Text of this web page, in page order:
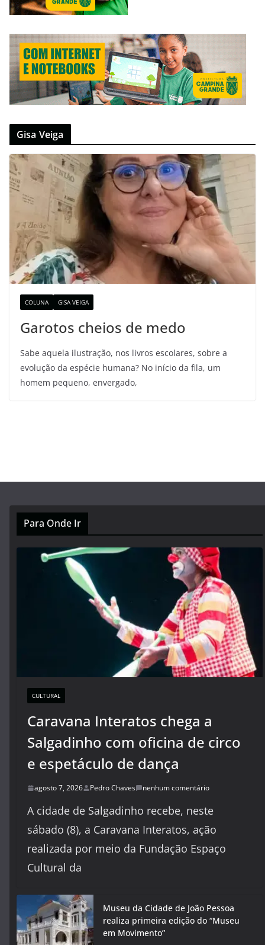
Gisa Veiga
COLUNA GISA VEIGA
Garotos cheios de medo
Sabe aquela ilustração, nos livros escolares, sobre a
evolução da espécie humana? No início da fila, um
homem pequeno, envergado,
Para Onde Ir
CULTURAL
Caravana Interatos chega a
Salgadinho com oficina de circo
e espetáculo de dança
agosto 7, 2026 Pedro Chaves nenhum comentário
A cidade de Salgadinho recebe, neste
sábado (8), a Caravana Interatos, ação
realizada por meio da Fundação Espaço
Cultural da
Museu da Cidade de João Pessoa
realiza primeira edição do “Museu
em Movimento”